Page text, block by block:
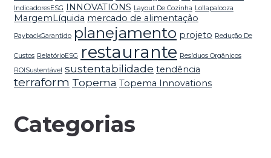
IndicadoresESG INNOVATIONS Layout De Cozinha Lollapalooza
MargemLíquida mercado de alimentação
PaybackGarantido planejamento projeto Redução De
Custos RelatórioESG restaurante Resíduos Orgânicos
ROISustentável sustentabilidade tendência
terraform Topema Topema Innovations
Categorias